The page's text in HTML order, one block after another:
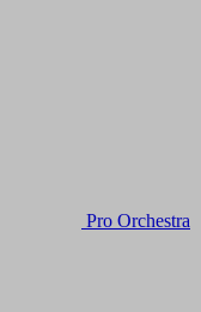
Pro Orchestra